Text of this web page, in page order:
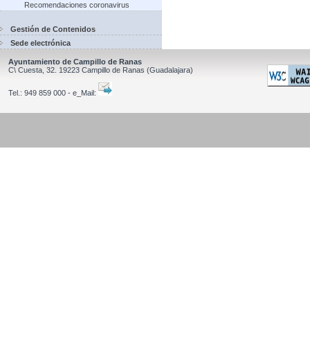
Recomendaciones coronavirus
Gestión de Contenidos
Sede electrónica
Ayuntamiento de Campillo de Ranas
C\ Cuesta, 32. 19223 Campillo de Ranas (Guadalajara)
Tel.: 949 859 000 - e_Mail: